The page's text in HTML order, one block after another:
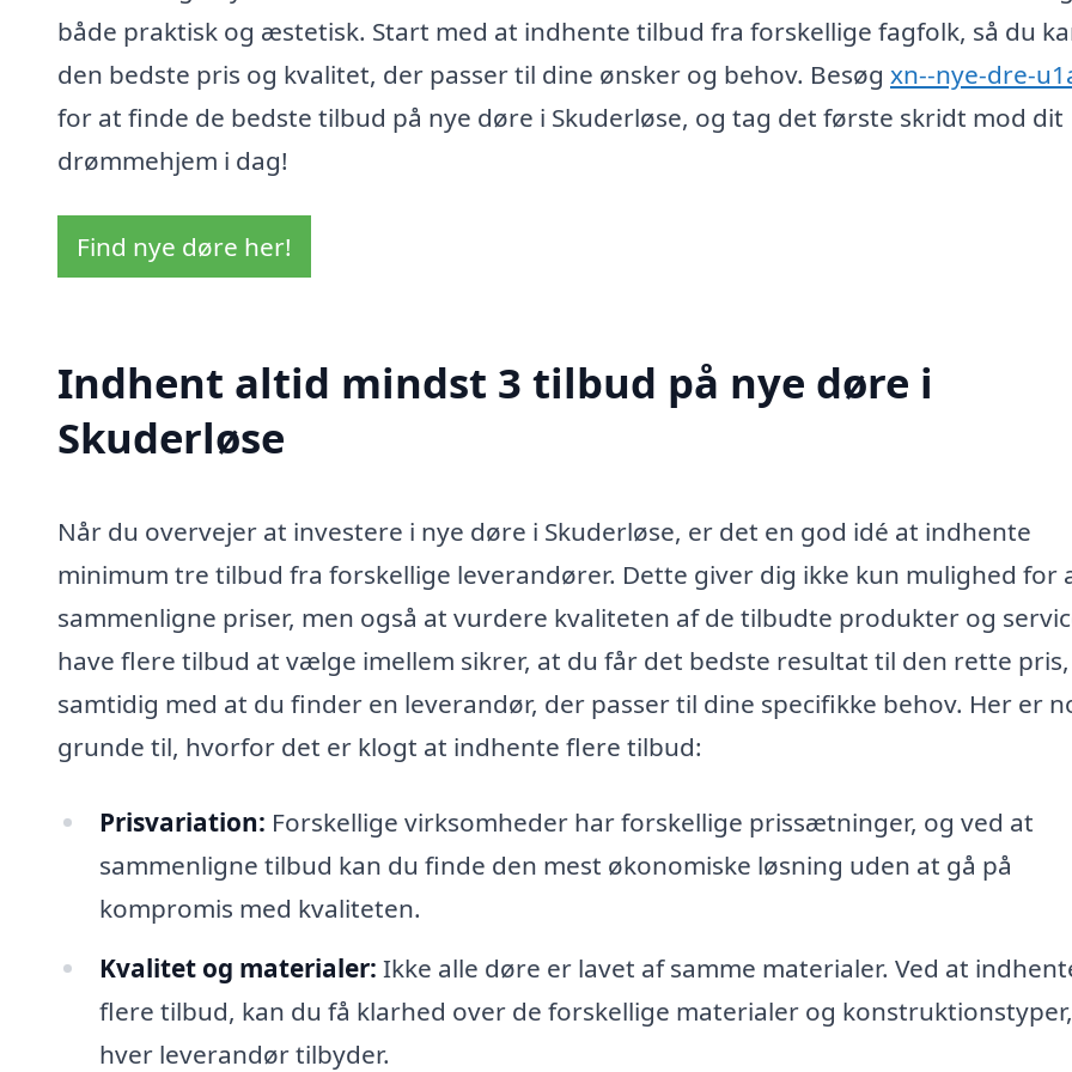
både praktisk og æstetisk. Start med at indhente tilbud fra forskellige fagfolk, så du
den bedste pris og kvalitet, der passer til dine ønsker og behov. Besøg xn--nye-dre-
for at finde de bedste tilbud på nye døre i Skuderløse, og tag det første skridt mod dit
drømmehjem i dag!
Find nye døre her!
Indhent altid mindst 3 tilbud på nye døre i
Skuderløse
Når du overvejer at investere i nye døre i Skuderløse, er det en god idé at indhente
minimum tre tilbud fra forskellige leverandører. Dette giver dig ikke kun mulighed for
sammenligne priser, men også at vurdere kvaliteten af de tilbudte produkter og
have flere tilbud at vælge imellem sikrer, at du får det bedste resultat til den rette pris,
samtidig med at du finder en leverandør, der passer til dine specifikke behov. Her er
grunde til, hvorfor det er klogt at indhente flere tilbud:
Prisvariation: Forskellige virksomheder har forskellige prissætninger, og ved at
sammenligne tilbud kan du finde den mest økonomiske løsning uden at gå på
kompromis med kvaliteten.
Kvalitet og materialer: Ikke alle døre er lavet af samme materialer. Ved at
flere tilbud, kan du få klarhed over de forskellige materialer og
hver leverandør tilbyder.